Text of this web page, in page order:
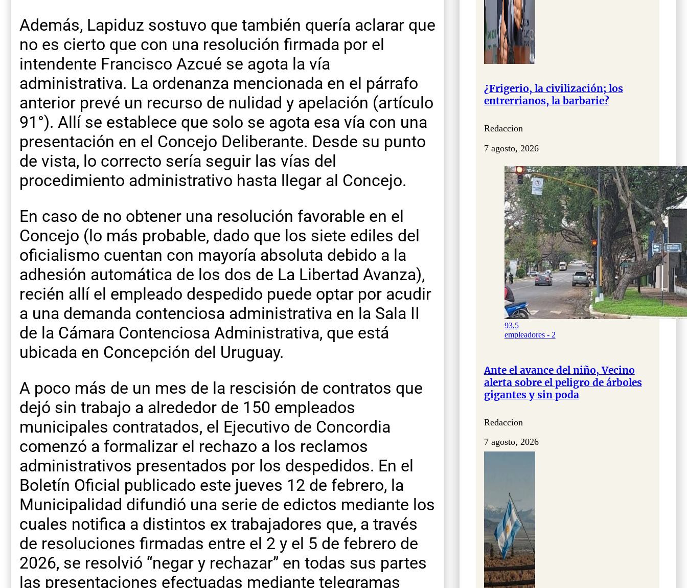
Además, Lapiduz sostuvo que también quería aclarar que
no es cierto que con una resolución firmada por el
intendente Francisco Azcué se agota la vía
administrativa. La ordenanza mencionada en el párrafo
anterior prevé un recurso de nulidad y apelación (artículo
91°). Allí se establece que solo se agota esa vía con una
presentación en el Concejo Deliberante. Desde su punto
de vista, lo correcto sería seguir las vías del
procedimiento administrativo hasta llegar al Concejo.
En caso de no obtener una resolución favorable en el
Concejo (lo más probable, dado que los siete ediles del
oficialismo cuentan con mayoría absoluta debido a la
adhesión automática de los dos de La Libertad Avanza),
recién allí el empleado despedido puede optar por acudir
a una demanda contenciosa administrativa en la Sala II
de la Cámara Contenciosa Administrativa, que está
ubicada en Concepción del Uruguay.
A poco más de un mes de la rescisión de contratos que
dejó sin trabajo a alrededor de 150 empleados
municipales contratados, el Ejecutivo de Concordia
comenzó a formalizar el rechazo a los reclamos
administrativos presentados por los despedidos. En el
Boletín Oficial publicado este jueves 12 de febrero, la
Municipalidad difundió una serie de edictos mediante los
cuales notifica a distintos ex trabajadores que, a través
de resoluciones firmadas entre el 2 y el 5 de febrero de
2026, se resolvió “negar y rechazar” en todas sus partes
las presentaciones efectuadas mediante telegramas
¿Frigerio, la civilización; los
entrerrianos, la barbarie?
Redaccion
7 agosto, 2026
93,5
empleadores - 2
Ante el avance del niño, Vecino
alerta sobre el peligro de árboles
gigantes y sin poda
Redaccion
7 agosto, 2026